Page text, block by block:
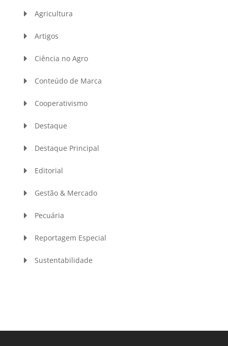
Agricultura
Artigos
Ciência no Agro
Conteúdo de Marca
Cooperativismo
Destaque
Destaque Principal
Editorial
Gestão & Mercado
Pecuária
Reportagem Especial
Sustentabilidade